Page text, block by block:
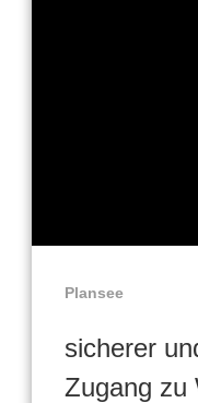
Plansee
sicherer
Zugang zu